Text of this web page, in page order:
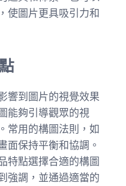
使圖片更具吸引力和
響到圖片的視覺效果
能夠引導觀眾的視
常用的構圖法則，如
面保持平衡和協調。
特點選擇合適的構圖
強調，並通過適當的